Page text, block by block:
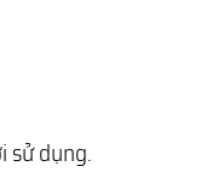
sử dụng.